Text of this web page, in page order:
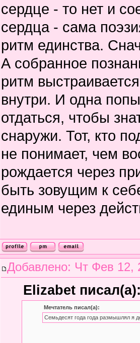
сердце - то нет и
сердца - сама
ритм единства.
А собранное
ритм
внутри. И одна
отдаться, чтобы
снаружи. Тот, кто
не понимает, чем
рождается через
быть зовущим к
единым через
Добавлено: Чт Фев 12,
Elizabet
Мечтатель писал(а):
Семьдесят года года размышлял я